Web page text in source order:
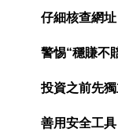
仔細核查網址
警惕“穩賺不
投資之前先
善用安全工具